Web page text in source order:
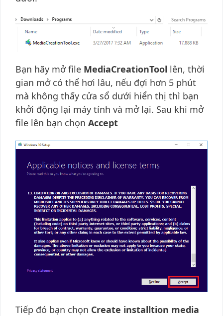
Bạn hãy mở file MediaCreationTool lên, thời
gian mở có thể hơi lâu, nếu đợi hơn 5 phút
mà không thấy cửa sổ dưới hiển thị thì bạn
khởi động lại máy tính và mở lại. Sau khi mở
file lên bạn chọn Accept
Tiếp đó bạn chọn Create installtion media